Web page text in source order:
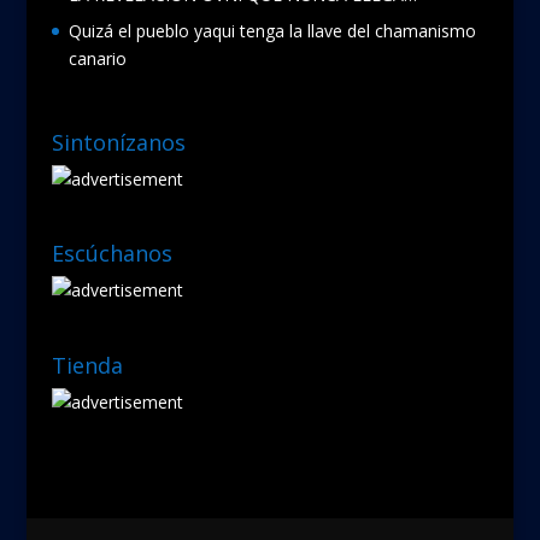
Quizá el pueblo yaqui tenga la llave del chamanismo
canario
Sintonízanos
Escúchanos
Tienda